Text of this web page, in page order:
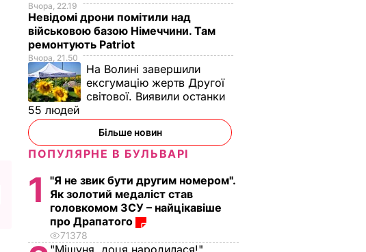
Вчора, 22.19
Невідомі дрони помітили над
військовою базою Німеччини. Там
ремонтують Patriot
Вчора, 21.50
На Волині завершили
ексгумацію жертв Другої
світової. Виявили останки
55 людей
Більше новин
ПОПУЛЯРНЕ В БУЛЬВАРІ
1
"Я не звик бути другим номером".
Як золотий медаліст став
головкомом ЗСУ – найцікавіше
про Драпатого
71378
"Мішуня, доця народилася!"